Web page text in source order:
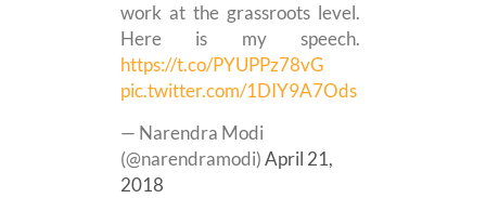
work at the grassroots level.
Here is my speech.
https://t.co/PYUPPz78vG
pic.twitter.com/1DIY9A7Ods
— Narendra Modi
(@narendramodi)April 21,
2018